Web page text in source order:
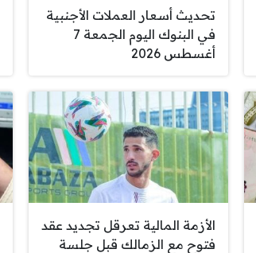
تحديث أسعار العملات الأجنبية
في البنوك اليوم الجمعة 7
أغسطس 2026
الأزمة المالية تعرقل تجديد عقد
فتوح مع الزمالك قبل جلسة